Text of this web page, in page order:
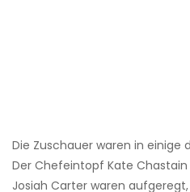
Die Zuschauer waren in einige
Der Chefeintopf Kate
Josiah Carter waren